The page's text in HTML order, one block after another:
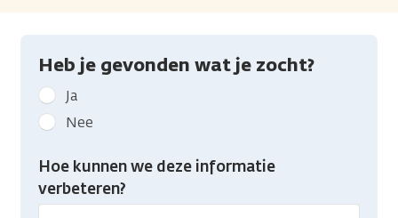
Heb je gevonden wat je zocht?
Geef
kanker.nl
feedback:
Heb
gevonden
Ja
Nee
Hoe kunnen we deze informatie
verbeteren?